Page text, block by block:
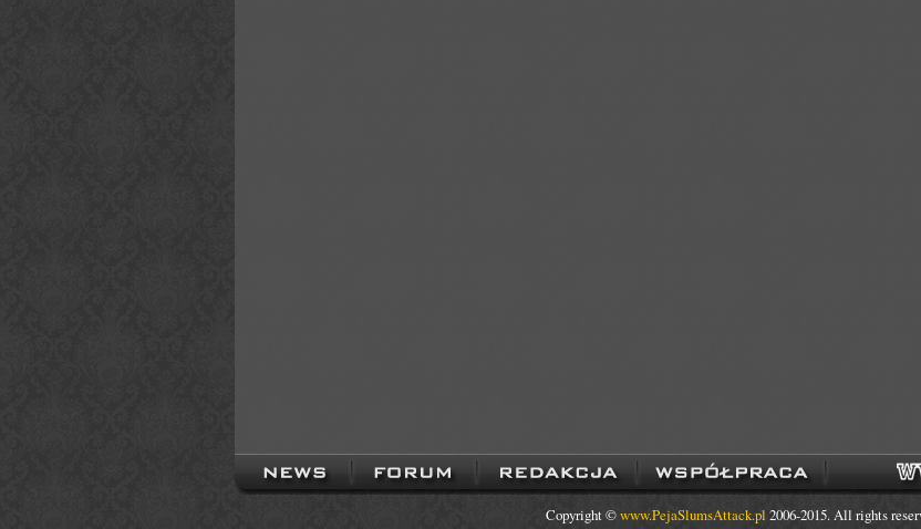
Copyright ©www.PejaSlumsAttack.pl 2006-2015. All rights